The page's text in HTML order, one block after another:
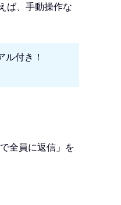
ば、手動操作な
付き！
全員に返信」を